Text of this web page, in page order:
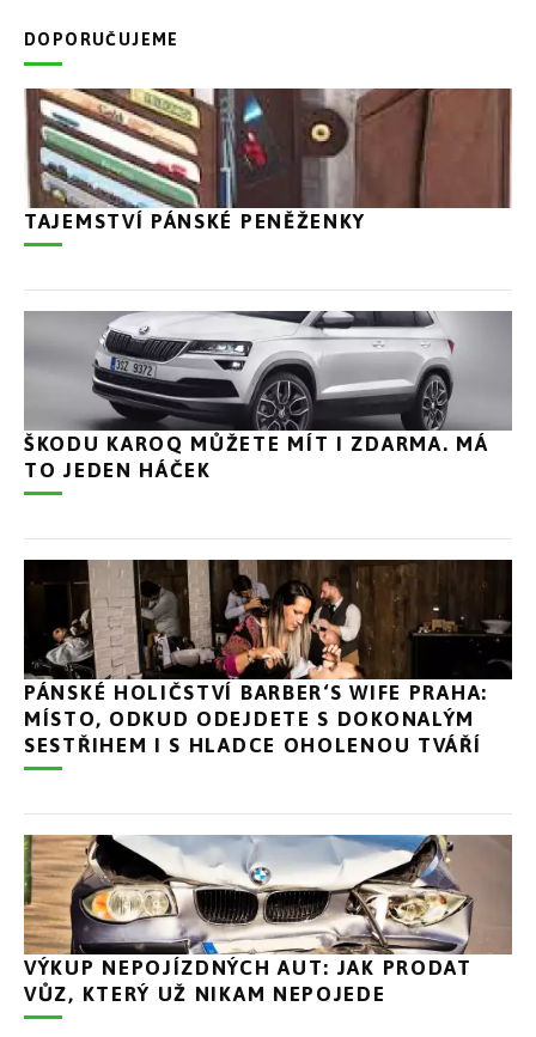
DOPORUČUJEME
TAJEMSTVÍ PÁNSKÉ PENĚŽENKY
ŠKODU KAROQ MŮŽETE MÍT I ZDARMA. MÁ
TO JEDEN HÁČEK
PÁNSKÉ HOLIČSTVÍ BARBER‘S WIFE PRAHA:
MÍSTO, ODKUD ODEJDETE S DOKONALÝM
SESTŘIHEM I S HLADCE OHOLENOU TVÁŘÍ
VÝKUP NEPOJÍZDNÝCH AUT: JAK PRODAT
VŮZ, KTERÝ UŽ NIKAM NEPOJEDE